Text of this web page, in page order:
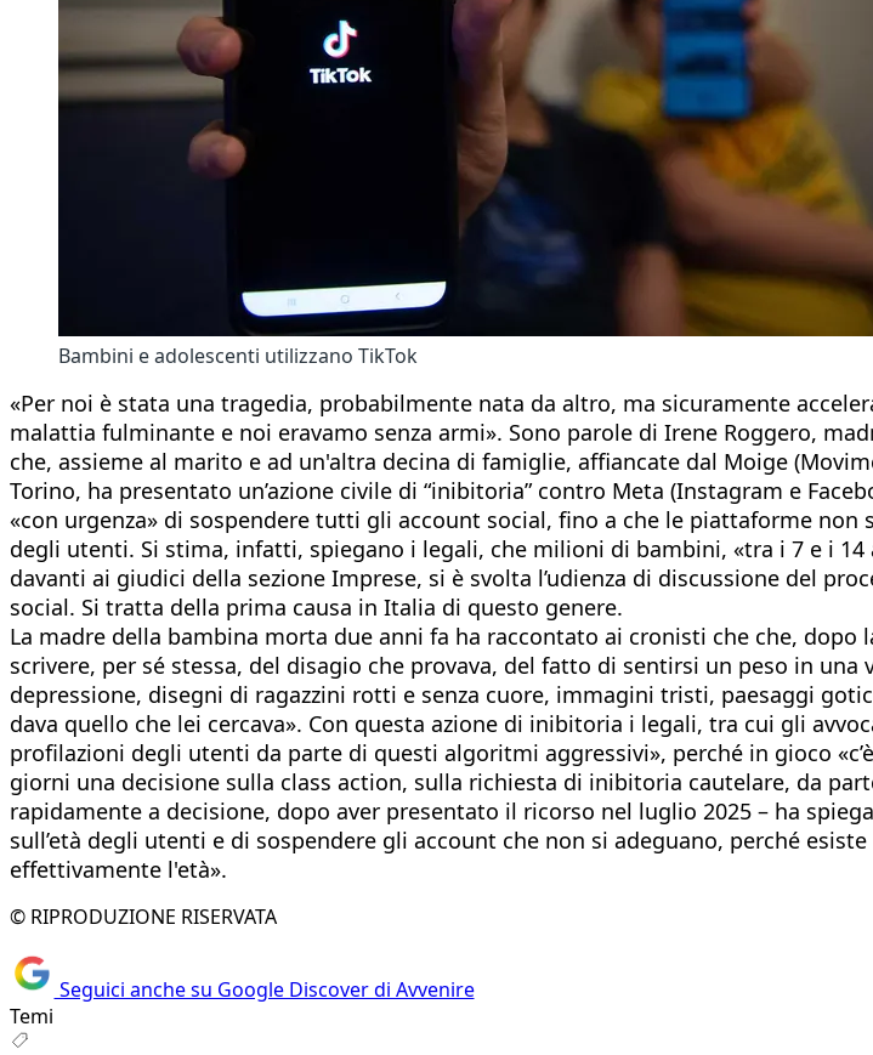
Bambini e adolescenti utilizzano TikTok
«Per noi è stata una tragedia, probabilmente nata da altro, ma sicuramente
malattia fulminante e noi eravamo senza armi». Sono parole di Irene Roggero,
che, assieme al marito e ad un'altra decina di famiglie, affiancate dal Moige
Torino, ha presentato un’azione civile di “inibitoria” contro Meta (Instagram e
«con urgenza» di sospendere tutti gli account social, fino a che le piattaforme
degli utenti. Si stima, infatti, spiegano i legali, che milioni di bambini, «tra i 7 e i
davanti ai giudici della sezione Imprese, si è svolta l’udienza di discussione del
social. Si tratta della prima causa in Italia di questo genere.
La madre della bambina morta due anni fa ha raccontato ai cronisti che che,
scrivere, per sé stessa, del disagio che provava, del fatto di sentirsi un peso in
depressione, disegni di ragazzini rotti e senza cuore, immagini tristi, paesaggi
dava quello che lei cercava». Con questa azione di inibitoria i legali, tra cui gli
profilazioni degli utenti da parte di questi algoritmi aggressivi», perché in gioco
giorni una decisione sulla class action, sulla richiesta di inibitoria cautelare, da
rapidamente a decisione, dopo aver presentato il ricorso nel luglio 2025 – ha
sull’età degli utenti e di sospendere gli account che non si adeguano, perché
effettivamente l'età».
© RIPRODUZIONE RISERVATA
Seguici anche su Google Discover di Avvenire
Temi